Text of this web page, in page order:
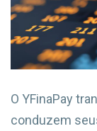
O YFinaPay
conduzem